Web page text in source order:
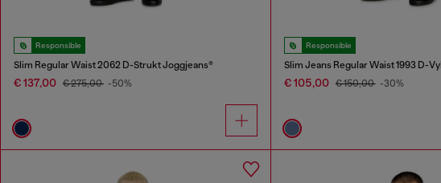
Responsible
Slim Regular Waist 2062 D-Strukt Joggjeans®
€ 137,00 € 275,00 -50%
Responsible
Slim Jeans Regular Waist 1993 D-Vyl
€ 105,00 € 150,00 -30%